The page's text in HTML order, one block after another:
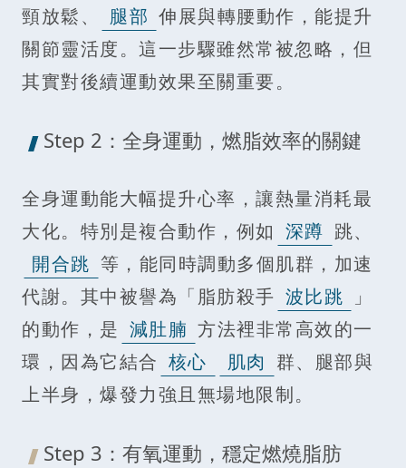
頸放鬆、
腿部 伸展與轉腰動作，能提升
關節靈活度。這一步驟雖然常被忽略，但
其實對後續運動效果至關重要。
Step 2：全身運動，燃脂效率的關鍵
全身運動能大幅提升心率，讓熱量消耗最
大化。特別是複合動作，例如 深蹲 跳、
開合跳 等，能同時調動多個肌群，加速
代謝。其中被譽為「脂肪殺手 波比跳
」
的動作，是 減肚腩 方法裡非常高效的一
環，因為它結合 核心 肌肉 群、腿部與
上半身，爆發力強且無場地限制。
Step 3：有氧運動，穩定燃燒脂肪